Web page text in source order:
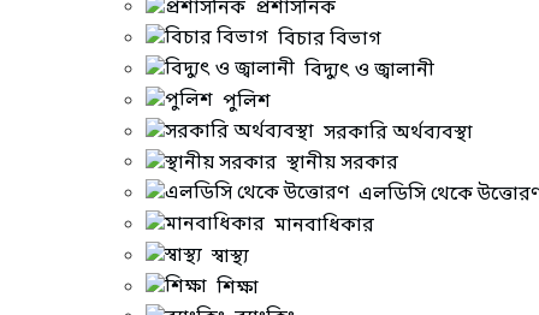
প্রশাসনিক
বিচার বিভাগ
বিদ্যুৎ ও জ্বালানী
পুলিশ
সরকারি অর্থব্যবস্থা
স্থানীয় সরকার
এলডিসি থেকে
মানবাধিকার
স্বাস্থ্য
শিক্ষা
হতে হবে।
মানদন্ড